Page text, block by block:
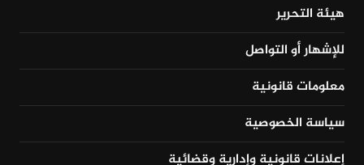
هيئة التحرير
للإشهار أو التواصل
معلومات قانونية
سياسة الخصوصية
إعلانات قانونية وإدارية وقضائية